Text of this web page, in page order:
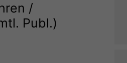
/
Publ.)